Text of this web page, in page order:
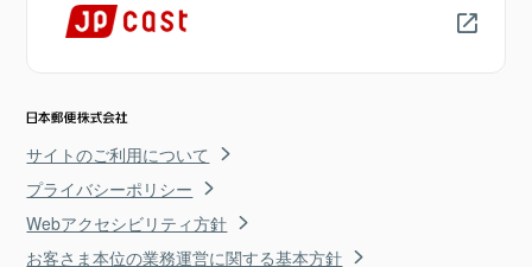
サイトのご利用について
プライバシーポリシー
Webアクセシビリティ方針
お客さま本位の業務運営に関する基本方針